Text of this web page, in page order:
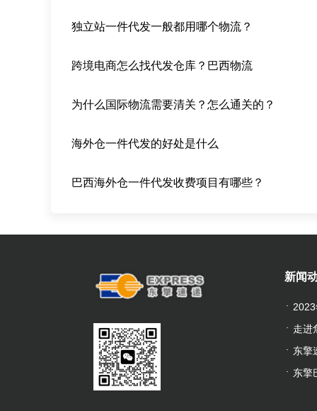
独立站一件代发一般都用哪个物流？
跨境电商怎么找代发仓库？巴西物流
为什么国际物流需要清关？怎么通关的？
海外仓一件代发的好处是什么
巴西海外仓一件代发收费项目有哪些？
新闻
走进
东擎
东擎